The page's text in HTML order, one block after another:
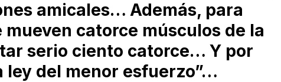
amicales… Además, para
mueven catorce músculos de la
serio ciento catorce… Y por
ley del menor esfuerzo”…